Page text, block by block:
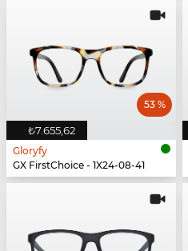
₺7.655,62
53 %
Gloryfy
GX FirstChoice - 1X24-08-41